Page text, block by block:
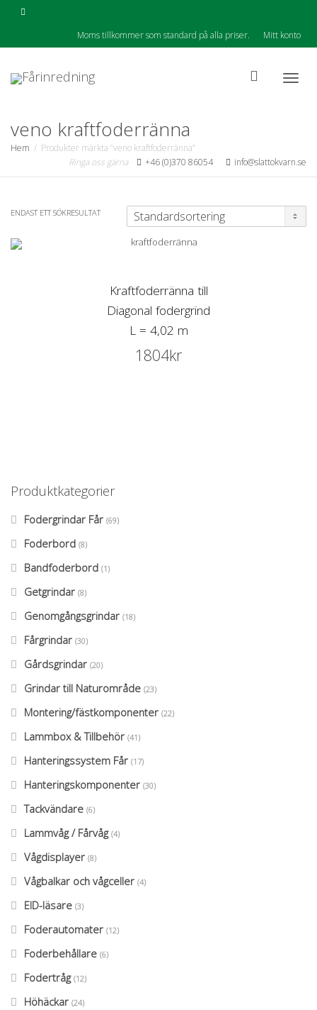
Moms tillkommer som standard på alla priser. Mitt konto
veno kraftfoderränna
Hem
Produkter märkta ”veno kraftfoderränna”
Ringa oss gärna
+46 (0)370 86054 info@slattokvarn.se
ENDAST ETT SÖKRESULTAT
Kraftfoderränna till
Diagonal fodergrind
L = 4,02 m
1804kr
Produktkategorier
Fodergrindar Får (69)
Foderbord (8)
Bandfoderbord (1)
Getgrindar (8)
Genomgångsgrindar (18)
Fårgrindar (30)
Gårdsgrindar (20)
Grindar till Naturområde (23)
Montering/fästkomponenter (22)
Lammbox & Tillbehör (41)
Hanteringssystem Får (17)
Hanteringskomponenter (30)
Tackvändare (6)
Lammvåg / Fårvåg (4)
Vågdisplayer (8)
Vågbalkar och vågceller (4)
EID-läsare (3)
Foderautomater (12)
Foderbehållare (6)
Fodertråg (12)
Höhäckar (24)